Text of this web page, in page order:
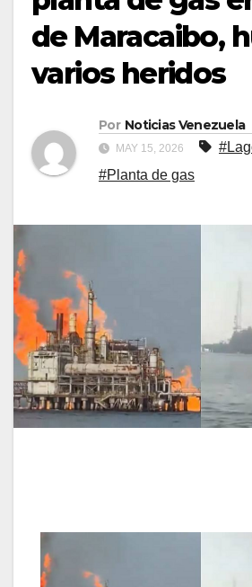
de Maracaibo,
varios heridos
Por Noticias Venezuela
MAY 15, 2026
#Planta de gas